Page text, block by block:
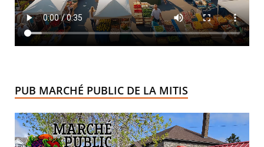
PUB MARCHÉ PUBLIC DE LA MITIS